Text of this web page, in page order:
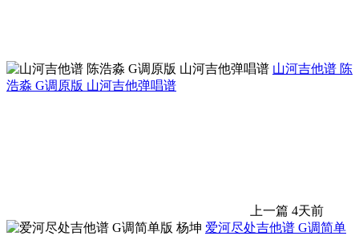
山河吉他谱 陈
浩淼 G调原版 山河吉他弹唱谱
上一篇 4天前
爱河尽处吉他谱 G调简单